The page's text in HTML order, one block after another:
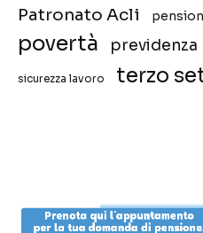
Patronato Acli
povertà previdenza
sicurezza lavoro terzo